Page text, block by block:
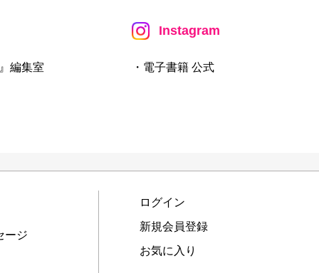
編集室
Instagram
・電子書籍 公式
ージ
ログイン
新規会員登録
お気に入り